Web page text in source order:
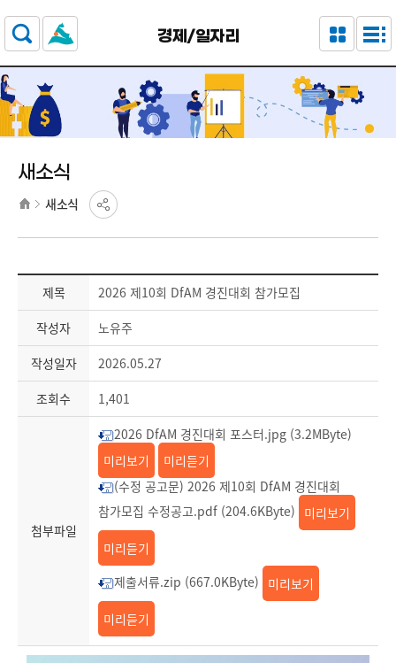
주요 메뉴로 건너뛰기
본문으로가기
경제/일자리
새소식
새소식
제목
2026 제10회 DfAM 경진대회 참가모집
작성자
노유주
작성일자
2026.05.27
조회수
1,401
첨부파일
2026 DfAM 경진대회 포스터.jpg (3.2MByte)
미리보기
미리듣기
(수정 공고문) 2026 제10회 DfAM 경진대회
참가모집 수정공고.pdf (204.6KByte) 미리보기
미리듣기
제출서류.zip (667.0KByte) 미리보기
미리듣기